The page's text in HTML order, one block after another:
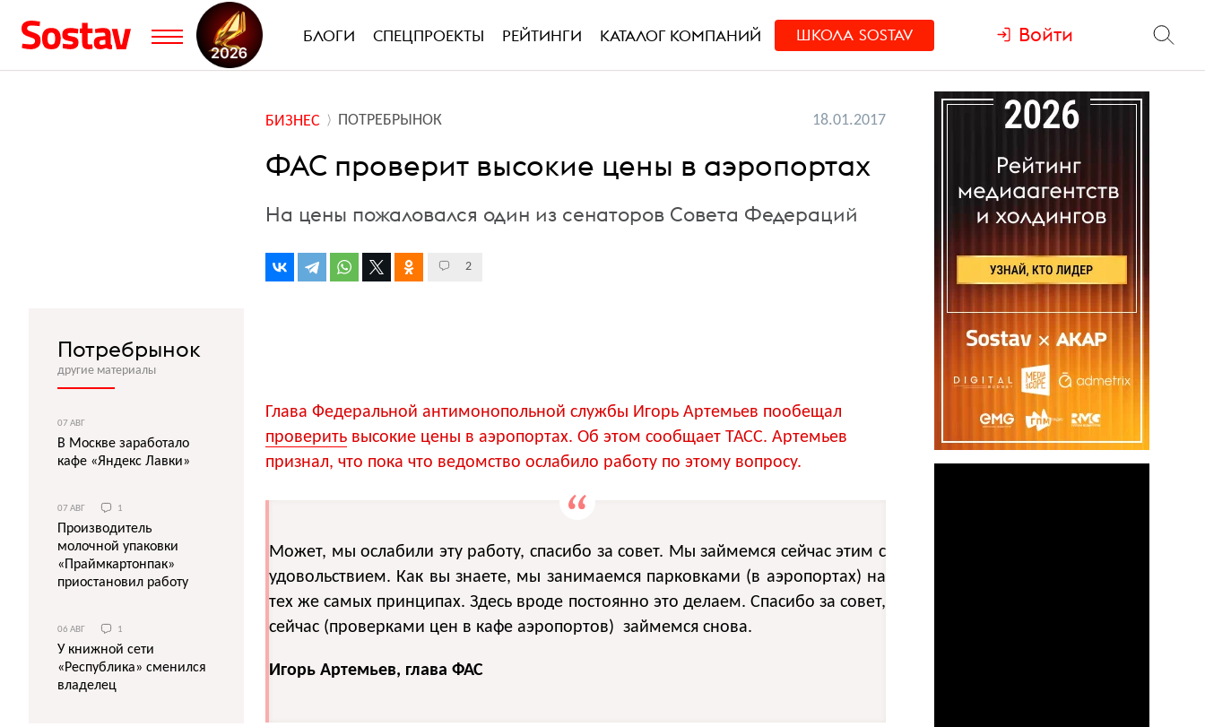
БЛОГИ СПЕЦПРОЕКТЫ РЕЙТИНГИ КАТАЛОГ КОМПАНИЙ ШКОЛА SOSTAV Войти
БИЗНЕС ПОТРЕБРЫНОК 18.01.2017
ФАС проверит высокие цены в аэропортах
На цены пожаловался один из сенаторов Совета Федераций
2
Глава Федеральной антимонопольной службы Игорь Артемьев пообещал
проверить высокие цены в аэропортах. Об этом сообщает ТАСС. Артемьев
признал, что пока что ведомство ослабило работу по этому вопросу.
Может, мы ослабили эту работу, спасибо за совет. Мы займемся сейчас этим с
удовольствием. Как вы знаете, мы занимаемся парковками (в аэропортах) на
тех же самых принципах. Здесь вроде постоянно это делаем. Спасибо за совет,
сейчас (проверками цен в кафе аэропортов) займемся снова.
Игорь Артемьев, глава ФАС
Потребрынок
другие материалы
07 АВГ
В Москве заработало
кафе «Яндекс Лавки»
07 АВГ 1
Производитель
молочной упаковки
«Праймкартонпак»
приостановил работу
06 АВГ 1
У книжной сети
«Республика» сменился
владелец